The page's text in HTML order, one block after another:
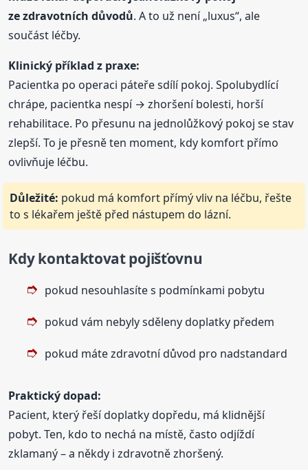
ze zdravotních důvodů. A to už není „luxus“, ale
součást léčby.
Klinický příklad z praxe:
Pacientka po operaci páteře sdílí pokoj. Spolubydlící
chrápe, pacientka nespí → zhoršení bolesti, horší
rehabilitace. Po přesunu na jednolůžkový pokoj se stav
zlepší. To je přesně ten moment, kdy komfort přímo
ovlivňuje léčbu.
Důležité: pokud má komfort přímý vliv na léčbu, řešte
to s lékařem ještě před nástupem do lázní.
Kdy kontaktovat pojišťovnu
pokud nesouhlasíte s podmínkami pobytu
pokud vám nebyly sděleny doplatky předem
pokud máte zdravotní důvod pro nadstandard
Praktický dopad:
Pacient, který řeší doplatky dopředu, má klidnější
pobyt. Ten, kdo to nechá na místě, často odjíždí
zklamaný – a někdy i zdravotně zhoršený.